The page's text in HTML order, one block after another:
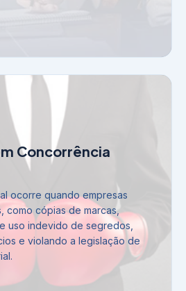
Concorrência
ocorre quando empresas
como cópias de marcas,
uso indevido de segredos,
e violando a legislação de